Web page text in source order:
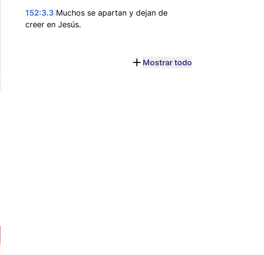
152:3.3 Muchos se apartan y dejan de
creer en Jesús.
Mostrar todo